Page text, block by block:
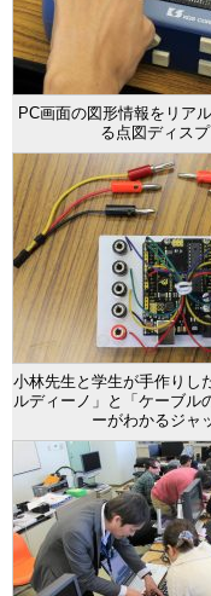
PC画面の図形情報をリア
る点図ディス
小林先生と学生が手作りし
ルディーノ」と「ケーブル
ーがわかるジャ